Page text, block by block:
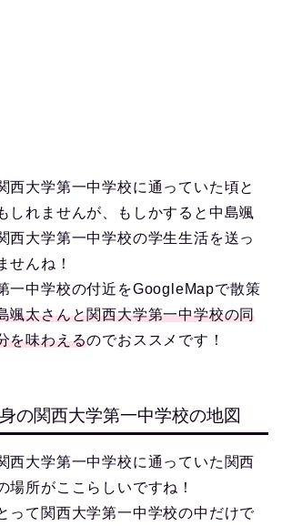
西大学第一中学校に通っていた頃と
しれませんが、もしかすると中島颯
西大学第一中学校の学生生活を送っ
せんね！
一中学校の付近をGoogleMapで散策
颯太さんと関西大学第一中学校の同
を味わえるのでおススメです！
の関西大学第一中学校の地図
西大学第一中学校に通っていた関西
場所がここらしいですね！
って関西大学第一中学校の中だけで